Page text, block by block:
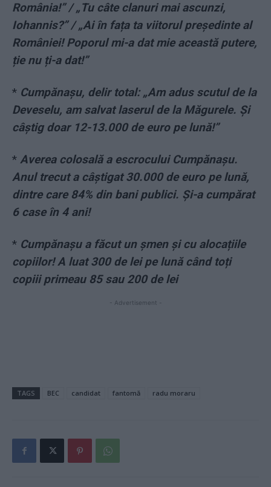
România!” / „Tu câte clanuri mai ascunzi,
Iohannis?” / „Ai în fața ta viitorul președinte al
României! Poporul mi-a dat mie această putere,
ție nu ți-a dat!”
* Cumpănașu, delir total: „Am adus scutul de la
Deveselu, am salvat laserul de la Măgurele. Și
câștig doar 12-13.000 de euro pe lună!”
* Averea colosală a escrocului Cumpănașu.
Anul trecut a câștigat 30.000 de euro pe lună,
dintre care 84% din bani publici. Și-a cumpărat
6 case în 4 ani!
* Cumpănașu a făcut un șmen și cu alocațiile
copiilor! A luat 300 de lei pe lună când toți
copiii primeau 85 sau 200 de lei
- Advertisement -
TAGS BEC candidat fantomă radu moraru